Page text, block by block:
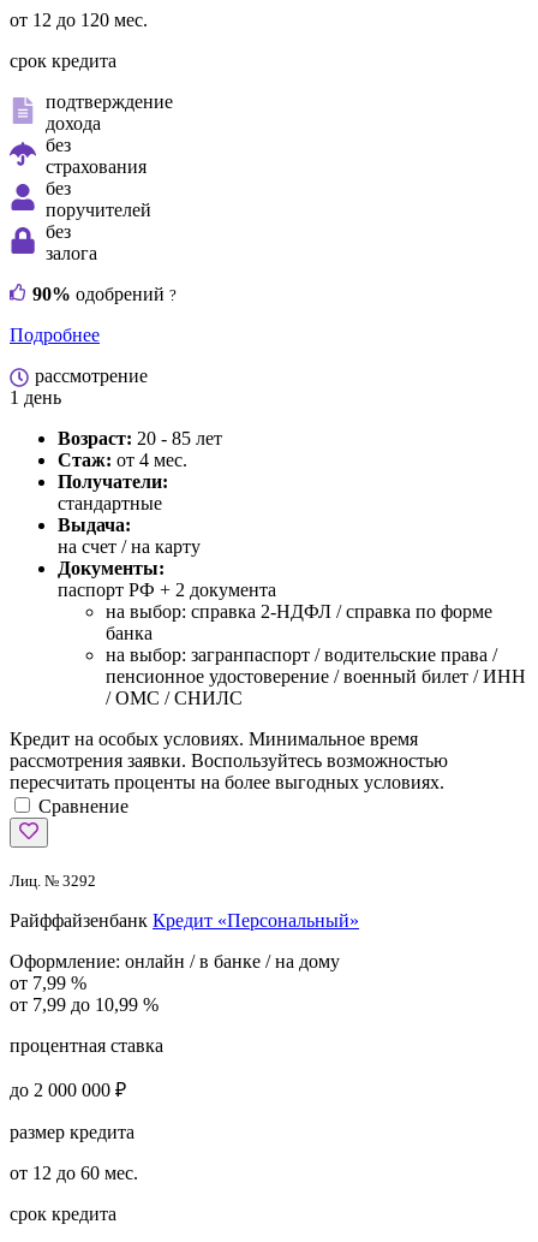
от 12 до 120 мес.
срок кредита
подтверждение
дохода
без
страхования
без
поручителей
без
залога
90% одобрений ?
Подробнее
рассмотрение
1 день
Возраст: 20 - 85 лет
Стаж: от 4 мес.
Получатели:
стандартные
Выдача:
на счет / на карту
Документы:
паспорт РФ + 2 документа
на выбор: справка 2-НДФЛ / справка по форме
банка
на выбор: загранпаспорт / водительские права /
пенсионное удостоверение / военный билет / ИНН
/ ОМС / СНИЛС
Кредит на особых условиях. Минимальное время
рассмотрения заявки. Воспользуйтесь возможностью
пересчитать проценты на более выгодных условиях.
Сравнение
Лиц. № 3292
Райффайзенбанк Кредит «Персональный»
Оформление: онлайн / в банке / на дому
от 7,99 %
от 7,99 до 10,99 %
процентная ставка
до 2 000 000 ₽
размер кредита
от 12 до 60 мес.
срок кредита